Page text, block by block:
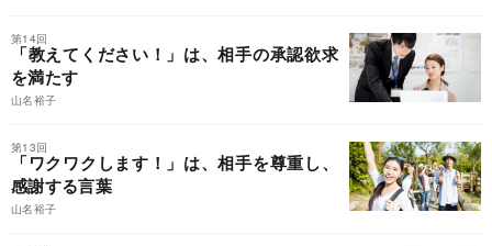
第14回
「教えてください！」は、相手の承認欲求
を満たす
山名裕子
第13回
「ワクワクします！」は、相手を尊重し、
感謝する言葉
山名裕子